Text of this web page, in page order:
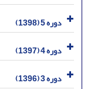
دوره 5 (1398)
دوره 4 (1397)
دوره 3 (1396)